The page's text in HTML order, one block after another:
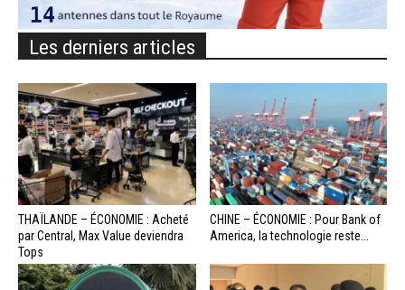
Les derniers articles
THAÏLANDE – ÉCONOMIE : Acheté
par Central, Max Value deviendra
Tops
CHINE – ÉCONOMIE : Pour Bank of
America, la technologie reste...